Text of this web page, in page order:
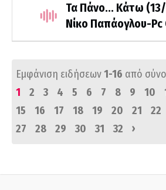
Τα Πάνο... Κάτω
Νίκο Παπάογλου-Pc
Εμφάνιση ειδήσεων1-16 από
1
2 3 4 5 6 7 8 9 10
15
16 17 18 19 20 21 22
27
28 29 30 31 32 ›